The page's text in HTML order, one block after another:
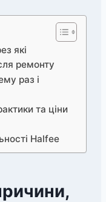
які
ремонту
раз і
та ціни
Halfee